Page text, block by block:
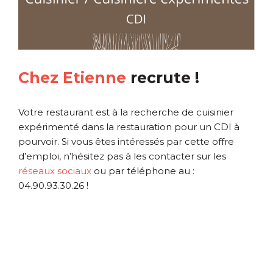
Chez Etienne recrute !
Votre restaurant est à la recherche de cuisinier
expérimenté dans la restauration pour un CDI à
pourvoir. Si vous êtes intéressés par cette offre
d’emploi, n’hésitez pas à les contacter sur les
réseaux sociaux ou par téléphone au :
04.90.93.30.26 !